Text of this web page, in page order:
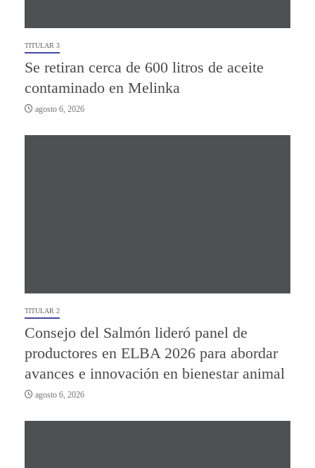
TITULAR 3
Se retiran cerca de 600 litros de aceite
contaminado en Melinka
agosto 6, 2026
TITULAR 2
Consejo del Salmón lideró panel de
productores en ELBA 2026 para abordar
avances e innovación en bienestar animal
agosto 6, 2026